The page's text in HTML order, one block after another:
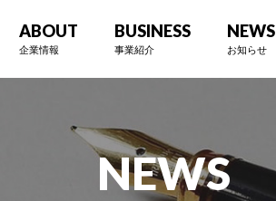
ABOUT
企業情報
BUSINESS
事業紹介
NEWS
お知らせ
NEWS